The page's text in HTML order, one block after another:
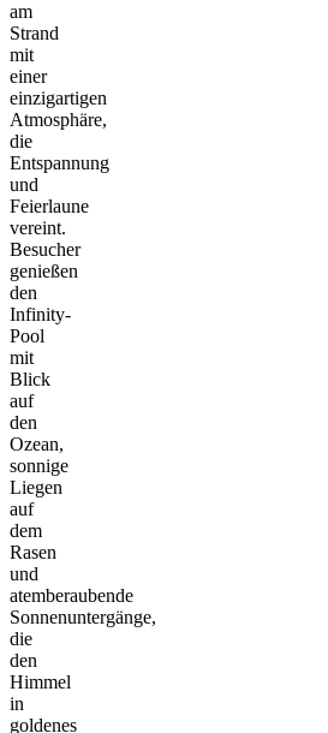
am
Strand
mit
einer
einzigartigen
Atmosphäre,
die
Entspannung
und
Feierlaune
vereint.
Besucher
genießen
den
Infinity-
Pool
mit
Blick
auf
den
Ozean,
sonnige
Liegen
auf
dem
Rasen
und
atemberaubende
Sonnenuntergänge,
die
den
Himmel
in
goldenes